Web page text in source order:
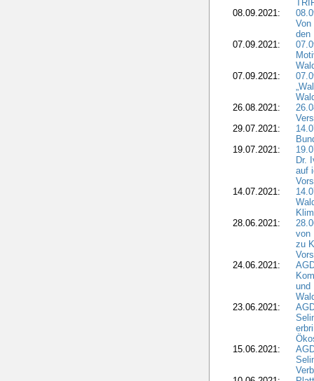
08.09.2021:
den
07.09.2021:
07.09.2021:
26.08.2021:
29.07.2021:
19.07.2021:
Dr.
auf
14.07.2021:
28.06.2021:
von
zu
24.06.2021:
und
23.06.2021:
15.06.2021: